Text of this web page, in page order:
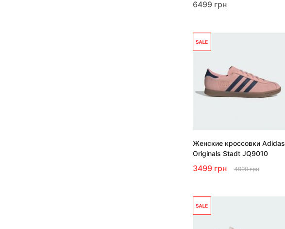
6499 грн
Женские кроссовки Adidas
Originals Stadt JQ9010
3499 грн 4999 грн